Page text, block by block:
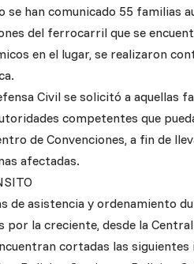
se han comunicado 55 familias
del ferrocarril que se
en el lugar, se realizaron
Civil se solicitó a aquellas
competentes que
de Convenciones, a fin de
afectadas.
de asistencia y ordenamiento
por la creciente, desde la
cortadas las